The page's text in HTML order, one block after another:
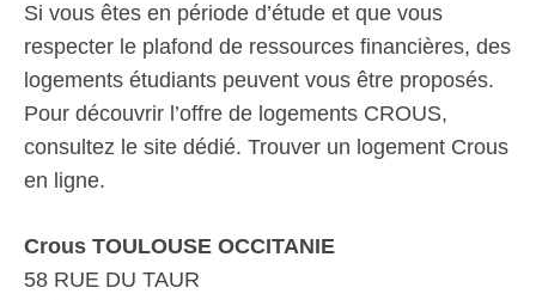
Si vous êtes en période d’étude et que vous
respecter le plafond de ressources financières, des
logements étudiants peuvent vous être proposés.
Pour découvrir l’offre de logements CROUS,
consultez le site dédié. Trouver un logement Crous
en ligne.
Crous TOULOUSE OCCITANIE
58 RUE DU TAUR